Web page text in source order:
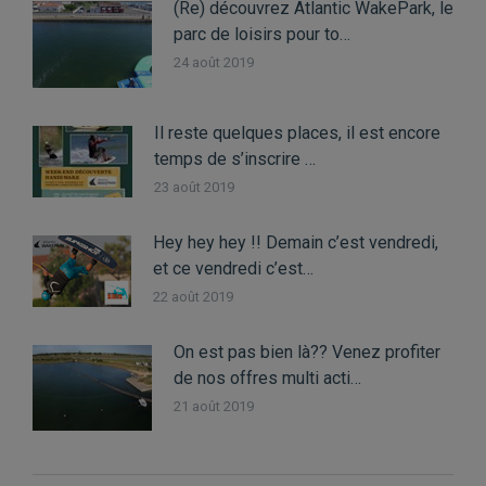
(Re) découvrez Atlantic WakePark, le
parc de loisirs pour to…
24 août 2019
Il reste quelques places, il est encore
temps de s’inscrire …
23 août 2019
Hey hey hey !! Demain c’est vendredi,
et ce vendredi c’est…
22 août 2019
On est pas bien là?? Venez profiter
de nos offres multi acti…
21 août 2019